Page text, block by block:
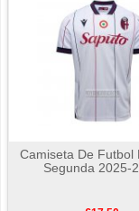
Camiseta De Futbol
Segunda 2025-